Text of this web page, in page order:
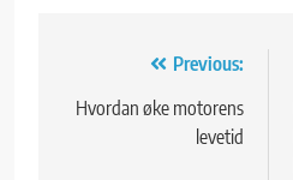
Innleggsnavigasjon
Previous:
Hvordan øke motorens
levetid